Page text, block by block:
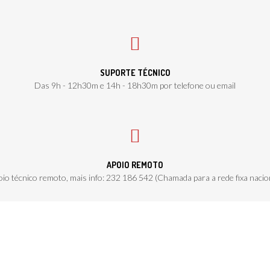
SUPORTE TÉCNICO
Das 9h - 12h30m e 14h - 18h30m por telefone ou email
APOIO REMOTO
técnico remoto, mais info: 232 186 542 (Chamada para a rede fixa